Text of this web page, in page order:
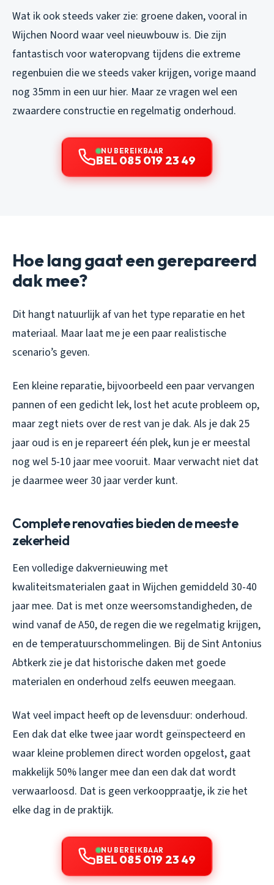
Wat ik ook steeds vaker zie: groene daken, vooral in
Wijchen Noord waar veel nieuwbouw is. Die zijn
fantastisch voor wateropvang tijdens die extreme
regenbuien die we steeds vaker krijgen, vorige maand
nog 35mm in een uur hier. Maar ze vragen wel een
zwaardere constructie en regelmatig onderhoud.
NU BEREIKBAAR
BEL 085 019 23 49
Hoe lang gaat een gerepareerd
dak mee?
Dit hangt natuurlijk af van het type reparatie en het
materiaal. Maar laat me je een paar realistische
scenario’s geven.
Een kleine reparatie, bijvoorbeeld een paar vervangen
pannen of een gedicht lek, lost het acute probleem op,
maar zegt niets over de rest van je dak. Als je dak 25
jaar oud is en je repareert één plek, kun je er meestal
nog wel 5-10 jaar mee vooruit. Maar verwacht niet dat
je daarmee weer 30 jaar verder kunt.
Complete renovaties bieden de meeste
zekerheid
Een volledige dakvernieuwing met
kwaliteitsmaterialen gaat in Wijchen gemiddeld 30-40
jaar mee. Dat is met onze weersomstandigheden, de
wind vanaf de A50, de regen die we regelmatig krijgen,
en de temperatuurschommelingen. Bij de Sint Antonius
Abtkerk zie je dat historische daken met goede
materialen en onderhoud zelfs eeuwen meegaan.
Wat veel impact heeft op de levensduur: onderhoud.
Een dak dat elke twee jaar wordt geïnspecteerd en
waar kleine problemen direct worden opgelost, gaat
makkelijk 50% langer mee dan een dak dat wordt
verwaarloosd. Dat is geen verkooppraatje, ik zie het
elke dag in de praktijk.
NU BEREIKBAAR
BEL 085 019 23 49